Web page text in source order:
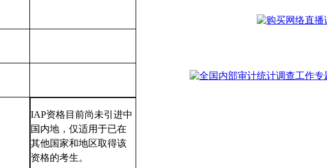
IAP资格目前尚未引进中
国内地，仅适用于已在
其他国家和地区取得该
资格的考生。